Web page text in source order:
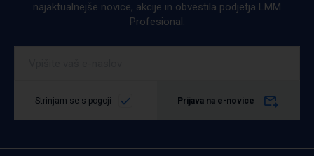
Podrobno
najaktualnejše novice, akcije in obvestila podjetja LMM
Profesional.
Strinjam se s pogoji Prijava na e-novice